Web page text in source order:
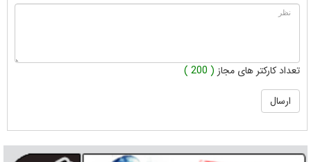
تعداد کارکتر های مجاز ( 200 )